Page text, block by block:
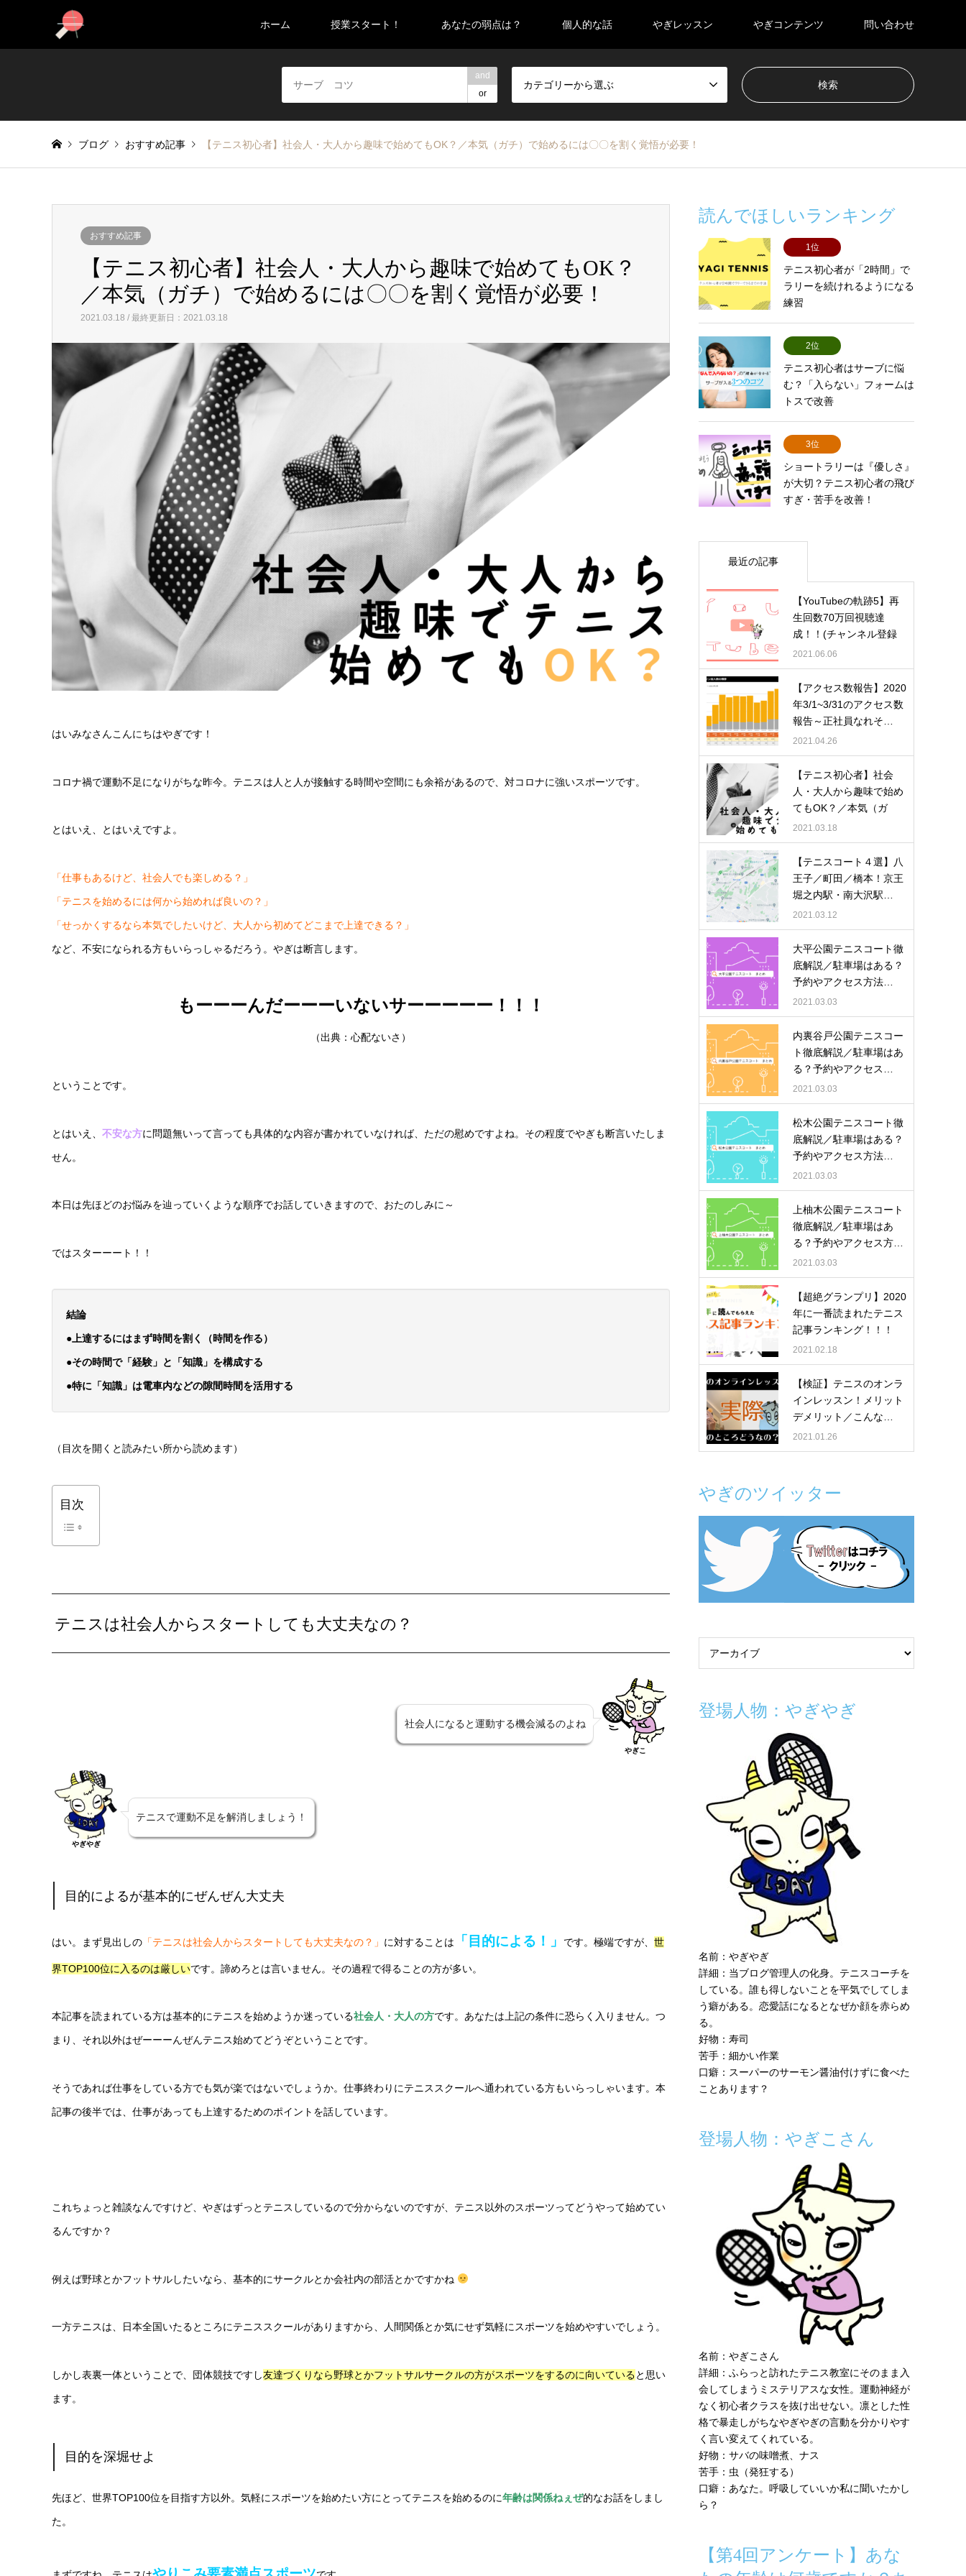
ホーム 授業スタート！ あなたの弱点は？ 個人的な話 やぎレッスン やぎコンテンツ 問い合わせ
and
or
カテゴリーから選ぶ
ブログ おすすめ記事 【テニス初心者】社会人・大人から趣味で始めてもOK？／本気（ガチ）で始めるには〇〇を割く覚悟が必要！
おすすめ記事
【テニス初心者】社会人・大人から趣味で始めてもOK？
／本気（ガチ）で始めるには〇〇を割く覚悟が必要！
2021.03.18 / 最終更新日：2021.03.18
はいみなさんこんにちはやぎです！
コロナ禍で運動不足になりがちな昨今。テニスは人と人が接触する時間や空間にも余裕があるので、対コロナに強いスポーツです。
とはいえ、とはいえですよ。
「仕事もあるけど、社会人でも楽しめる？」
「テニスを始めるには何から始めれば良いの？」
「せっかくするなら本気でしたいけど、大人から初めてどこまで上達できる？」
など、不安になられる方もいらっしゃるだろう。やぎは断言します。
もーーーんだーーーいないサーーーーー！！！
（出典：心配ないさ）
ということです。
とはいえ、 不安な方に問題無いって言っても具体的な内容が書かれていなければ、ただの慰めですよね。その程度でやぎも断言いたしま
せん。
本日は先ほどのお悩みを辿っていくような順序でお話していきますので、おたのしみに～
ではスターーート！！
結論
●上達するにはまず時間を割く（時間を作る）
●その時間で「経験」と「知識」を構成する
●特に「知識」は電車内などの隙間時間を活用する
（目次を開くと読みたい所から読めます）
目次
テニスは社会人からスタートしても大丈夫なの？
社会人になると運動する機会減るのよね
やぎこ
やぎやぎ
テニスで運動不足を解消しましょう！
目的によるが基本的にぜんぜん大丈夫
はい。まず見出しの 「テニスは社会人からスタートしても大丈夫なの？」 に対することは 「目的による！」 です。極端ですが、 世
界TOP100位に入るのは厳しいです。諦めろとは言いません。その過程で得ることの方が多い。
本記事を読まれている方は基本的にテニスを始めようか迷っている社会人・大人の方です。あなたは上記の条件に恐らく入りません。つ
まり、それ以外はぜーーーんぜんテニス始めてどうぞということです。
そうであれば仕事をしている方でも気が楽ではないでしょうか。仕事終わりにテニススクールへ通われている方もいらっしゃいます。本
記事の後半では、仕事があっても上達するためのポイントを話しています。
これちょっと雑談なんですけど、やぎはずっとテニスしているので分からないのですが、テニス以外のスポーツってどうやって始めてい
るんですか？
例えば野球とかフットサルしたいなら、基本的にサークルとか会社内の部活とかですかね
一方テニスは、日本全国いたるところにテニススクールがありますから、人間関係とか気にせず気軽にスポーツを始めやすいでしょう。
しかし表裏一体ということで、団体競技ですし友達づくりなら野球とかフットサルサークルの方がスポーツをするのに向いていると思い
ます。
目的を深堀せよ
先ほど、世界TOP100位を目指す方以外。気軽にスポーツを始めたい方にとってテニスを始めるのに年齢は関係ねぇぜ的なお話をしまし
た。
読んでほしいランキング
1位
テニス初心者が「2時間」で
ラリーを続けれるようになる
練習
2位
テニス初心者はサーブに悩
む？「入らない」フォームは
トスで改善
3位
ショートラリーは『優しさ』
が大切？テニス初心者の飛び
すぎ・苦手を改善！
最近の記事
【YouTubeの軌跡5】再
生回数70万回視聴達
成！！(チャンネル登録
者数…
2021.06.06
【アクセス数報告】2020
年3/1~3/31のアクセス数
報告～正社員なれそ…
2021.04.26
【テニス初心者】社会
人・大人から趣味で始め
てもOK？／本気（ガ
チ…
2021.03.18
【テニスコート４選】八
王子／町田／橋本！京王
堀之内駅・南大沢駅…
2021.03.12
大平公園テニスコート徹
底解説／駐車場はある？
予約やアクセス方法…
2021.03.03
内裏谷戸公園テニスコー
ト徹底解説／駐車場はあ
る？予約やアクセス…
2021.03.03
松木公園テニスコート徹
底解説／駐車場はある？
予約やアクセス方法…
2021.03.03
上柚木公園テニスコート
徹底解説／駐車場はあ
る？予約やアクセス方…
2021.03.03
【超絶グランプリ】2020
年に一番読まれたテニス
記事ランキング！！！
2021.02.18
【検証】テニスのオンラ
インレッスン！メリット
デメリット／こんな…
2021.01.26
やぎのツイッター
登場人物：やぎやぎ
名前：やぎやぎ
詳細：当ブログ管理人の化身。テニスコーチを
している。誰も得しないことを平気でしてしま
う癖がある。恋愛話になるとなぜか顔を赤らめ
る。
好物：寿司
苦手：細かい作業
口癖：スーパーのサーモン醤油付けずに食べた
ことあります？
登場人物：やぎこさん
名前：やぎこさん
詳細：ふらっと訪れたテニス教室にそのまま入
会してしまうミステリアスな女性。運動神経が
なく初心者クラスを抜け出せない。凛とした性
格で暴走しがちなやぎやぎの言動を分かりやす
く言い変えてくれている。
好物：サバの味噌煮、ナス
苦手：虫（発狂する）
口癖：あなた。呼吸していいか私に聞いたかし
ら？
【第4回アンケート】あな